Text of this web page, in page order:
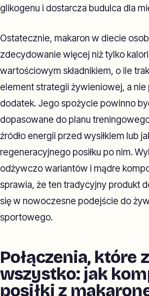
glikogenu i dostarcza budulca dla
Ostatecznie, makaron w diecie
zdecydowanie więcej niż tylko
wartościowym składnikiem, o ile
element strategii żywieniowej, a
dodatek. Jego spożycie powinno
dopasowane do planu
źródło energii przed wysiłkiem lub
regeneracyjnego posiłku po nim.
odżywczo wariantów i mądre
sprawia, że ten tradycyjny produkt
się w nowoczesne podejście do
sportowego.
Połączenia, które
wszystko: jak
posiłki z